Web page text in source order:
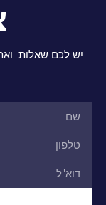
יש לכם שאלות